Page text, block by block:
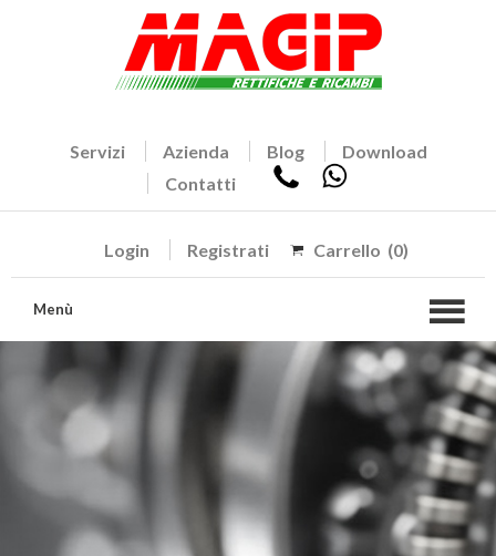
Servizi Azienda Blog
Download
Contatti
Login Registrati Carrello (0)
Menù